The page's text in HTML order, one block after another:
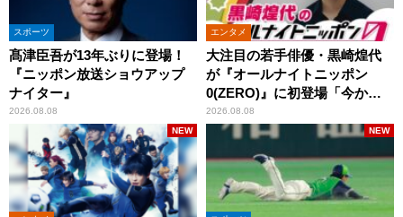
スポーツ
髙津臣吾が13年ぶりに登場！
『ニッポン放送ショウアップ
ナイター』
2026.08.08
エンタメ
大注目の若手俳優・黒崎煌代
が『オールナイトニッポン
0(ZERO)』に初登場「今から
とてもワクワクしておりま
す！」
2026.08.08
NEW NEW